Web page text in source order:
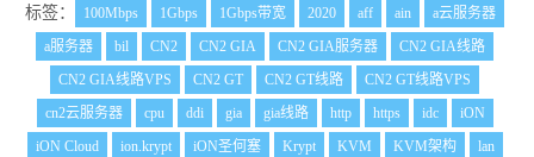
标签： 100Mbps 1Gbps 1Gbps带宽 2020 aff ain
a云服务器
a服务器
bil CN2 CN2 GIA CN2 GIA服务器
CN2 GIA线路
CN2 GIA线路VPS
CN2 GT CN2 GT线路
CN2 GT线路VPS
cn2云服务器
cpu ddi gia gia线路 http https idc
iON
iON Cloud
ion.krypt iON圣何塞 Krypt KVM KVM架构
lan